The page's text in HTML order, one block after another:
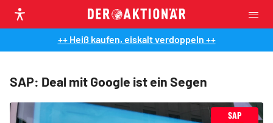
++ Heiß kaufen, eiskalt verdoppeln ++
SAP: Deal mit Google ist ein Segen
SAP